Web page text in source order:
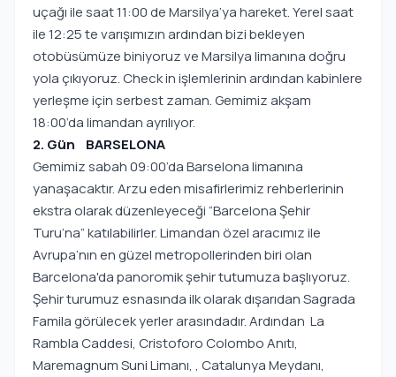
uçağı ile saat 11:00 de Marsilya’ya hareket. Yerel saat
ile 12:25 te varışımızın ardından bizi bekleyen
otobüsümüze biniyoruz ve Marsilya limanına doğru
yola çıkıyoruz. Check in işlemlerinin ardından kabinlere
yerleşme için serbest zaman. Gemimiz akşam
18:00’da limandan ayrılıyor.
2. Gün BARSELONA
Gemimiz sabah 09:00’da Barselona limanına
yanaşacaktır. Arzu eden misafirlerimiz rehberlerinin
ekstra olarak düzenleyeceği “Barcelona Şehir
Turu’na” katılabilirler. Limandan özel aracımız ile
Avrupa’nın en güzel metropollerinden biri olan
Barcelona'da panoromik şehir tutumuza başlıyoruz.
Şehir turumuz esnasında ilk olarak dışarıdan Sagrada
Famila görülecek yerler arasındadır. Ardından La
Rambla Caddesi, Cristoforo Colombo Anıtı,
Maremagnum Suni Limanı, , Catalunya Meydanı,